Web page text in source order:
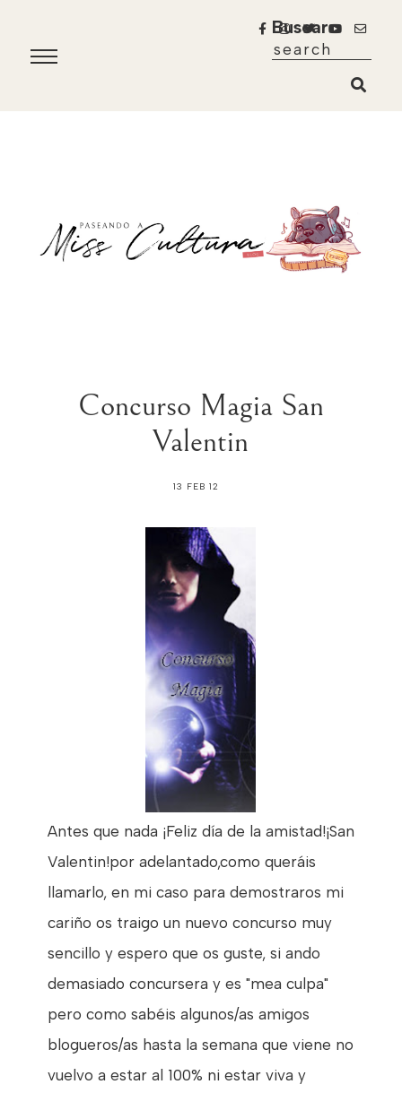
Buscar
Concurso Magia San
Valentin
13 FEB 12
Antes que nada ¡Feliz día de la amistad!¡San
Valentin!por adelantado,como queráis
llamarlo, en mi caso para demostraros mi
cariño os traigo un nuevo concurso muy
sencillo y espero que os guste, si ando
demasiado concursera y es "mea culpa"
pero como sabéis algunos/as amigos
blogueros/as hasta la semana que viene no
vuelvo a estar al 100% ni estar viva y